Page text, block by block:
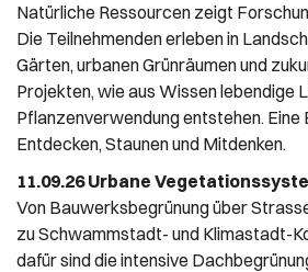
Natürliche Ressourcen zeigt
Die Teilnehmenden erleben in
Gärten, urbanen Grünräumen und
Projekten, wie aus Wissen lebendige
Pflanzenverwendung entstehen. Eine
Entdecken, Staunen und Mitdenken.
11.09.26 Urbane
Von Bauwerksbegrünung über
zu Schwammstadt- und Klimastadt-
dafür sind die intensive